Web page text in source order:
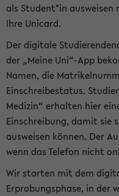
als Student*in ausweisen
Ihre Unicard.
Der digitale
der „Meine Uni“-App
Namen, die
Einschreibestatus.
Medizin“ erhalten hier
Einschreibung, damit sie
ausweisen können. Der
wenn das Telefon nicht
Wir starten mit dem
Erprobungsphase, in der